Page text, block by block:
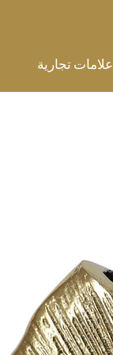
علامات تجارية